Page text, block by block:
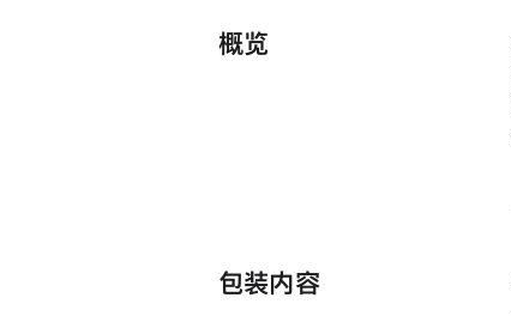
概览
包装内容